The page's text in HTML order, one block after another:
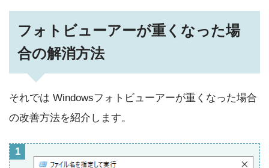
フォトビューアーが重くなった場
合の解消方法
それでは Windowsフォトビューアーが重くなった場合
の改善方法を紹介します。